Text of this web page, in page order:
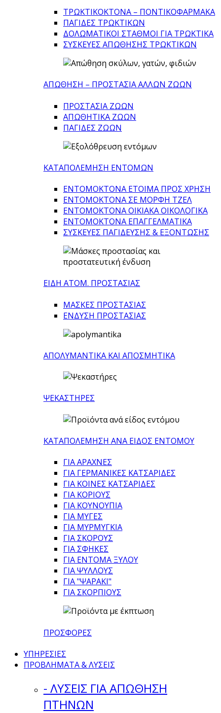
ΤΡΩΚΤΙΚΟΚΤΟΝΑ – ΠΟΝΤΙΚΟΦΑΡΜΑΚA
ΠΑΓΙΔΕΣ ΤΡΩΚΤΙΚΩΝ
ΔΟΛΩΜΑΤΙΚΟΙ ΣΤΑΘΜΟΙ ΓΙΑ ΤΡΩΚΤΙΚΑ
ΣΥΣΚΕΥΕΣ ΑΠΩΘΗΣΗΣ ΤΡΩΚΤΙΚΩΝ
ΑΠΩΘΗΣΗ – ΠΡΟΣΤΑΣΙΑ ΑΛΛΩΝ ΖΩΩΝ
ΠΡΟΣΤΑΣΙΑ ΖΩΩΝ
ΑΠΩΘΗΤΙΚΑ ΖΩΩΝ
ΠΑΓΙΔΕΣ ΖΩΩΝ
ΚΑΤΑΠΟΛΕΜΗΣΗ ΕΝΤΟΜΩΝ
ΕΝΤΟΜΟΚΤΟΝΑ ΕΤΟΙΜΑ ΠΡΟΣ ΧΡΗΣΗ
ΕΝΤΟΜΟΚΤΟΝΑ ΣΕ ΜΟΡΦΗ ΤΖΕΛ
ΕΝΤΟΜΟΚΤΟΝΑ ΟΙΚΙΑΚΑ ΟΙΚΟΛΟΓΙΚΑ
ΕΝΤΟΜΟΚΤΟΝΑ ΕΠΑΓΓΕΛΜΑΤΙΚΑ
ΣΥΣΚΕΥΕΣ ΠΑΓΙΔΕΥΣΗΣ & ΕΞΟΝΤΩΣΗΣ
ΕΙΔΗ ΑΤΟΜ. ΠΡΟΣΤΑΣΙΑΣ
ΜΑΣΚΕΣ ΠΡΟΣΤΑΣΙΑΣ
ΕΝΔΥΣΗ ΠΡΟΣΤΑΣΙΑΣ
ΑΠΟΛΥΜΑΝΤΙΚΑ ΚΑΙ ΑΠΟΣΜΗΤΙΚΑ
ΨΕΚΑΣΤΗΡΕΣ
ΚΑΤΑΠΟΛΕΜΗΣΗ ΑΝΑ ΕΙΔΟΣ ΕΝΤΟΜΟΥ
ΓΙΑ ΑΡΑΧΝΕΣ
ΓΙΑ ΓΕΡΜΑΝΙΚΕΣ ΚΑΤΣΑΡΙΔΕΣ
ΓΙΑ ΚΟΙΝΕΣ ΚΑΤΣΑΡΙΔΕΣ
ΓΙΑ ΚΟΡΙΟΥΣ
ΓΙΑ ΚΟΥΝΟΥΠΙΑ
ΓΙΑ ΜΥΓΕΣ
ΓΙΑ ΜΥΡΜΥΓΚΙΑ
ΓΙΑ ΣΚΟΡΟΥΣ
ΓΙΑ ΣΦΗΚΕΣ
ΓΙΑ ΕΝΤΟΜΑ ΞΥΛΟΥ
ΓΙΑ ΨΥΛΛΟΥΣ
ΓΙΑ "ΨΑΡΑΚΙ"
ΓΙΑ ΣΚΟΡΠΙΟΥΣ
ΠΡΟΣΦΟΡΕΣ
ΥΠΗΡΕΣΙΕΣ
ΠΡΟΒΛΗΜΑΤΑ & ΛΥΣΕΙΣ
- ΛΥΣΕΙΣ ΓΙΑ ΑΠΩΘΗΣΗ
ΠΤΗΝΩΝ